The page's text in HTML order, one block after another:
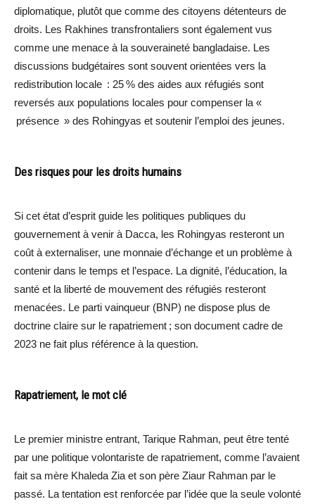
diplomatique, plutôt que comme des citoyens détenteurs de
droits. Les Rakhines transfrontaliers sont également vus
comme une menace à la souveraineté bangladaise. Les
discussions budgétaires sont souvent orientées vers la
redistribution locale : 25 % des aides aux réfugiés sont
reversés aux populations locales pour compenser la «
présence » des Rohingyas et soutenir l’emploi des jeunes.
Des risques pour les droits humains
Si cet état d’esprit guide les politiques publiques du
gouvernement à venir à Dacca, les Rohingyas resteront un
coût à externaliser, une monnaie d’échange et un problème à
contenir dans le temps et l’espace. La dignité, l’éducation, la
santé et la liberté de mouvement des réfugiés resteront
menacées. Le parti vainqueur (BNP) ne dispose plus de
doctrine claire sur le rapatriement ; son document cadre de
2023 ne fait plus référence à la question.
Rapatriement, le mot clé
Le premier ministre entrant, Tarique Rahman, peut être tenté
par une politique volontariste de rapatriement, comme l’avaient
fait sa mère Khaleda Zia et son père Ziaur Rahman par le
passé. La tentation est renforcée par l’idée que la seule volonté